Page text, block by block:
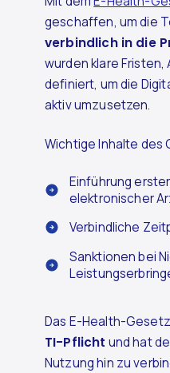
geschaffen, um die
verbindlich in die
wurden klare
definiert, um die
aktiv umzusetzen.
Wichtige Inhalte des
Einführung
elektronischer
Verbindliche
Sanktionen bei
Das E-Health-
TI-Pflicht und hat
Nutzung hin zu